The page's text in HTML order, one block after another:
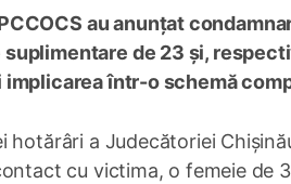
au anunțat
suplimentare de 23 și,
implicarea într-o schemă
hotărâri a Judecătoriei
cu victima, o femeie de